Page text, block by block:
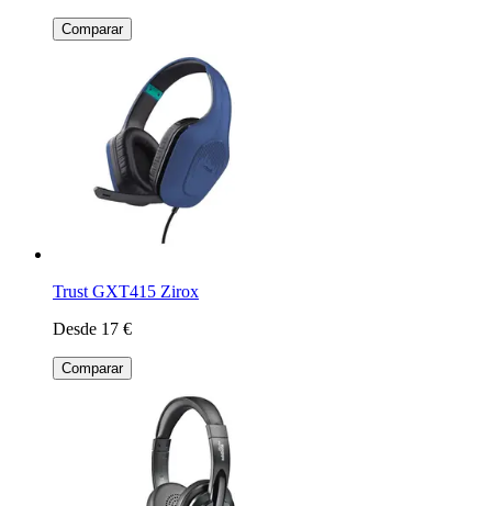
Comparar
Trust GXT415 Zirox
Desde 17 €
Comparar